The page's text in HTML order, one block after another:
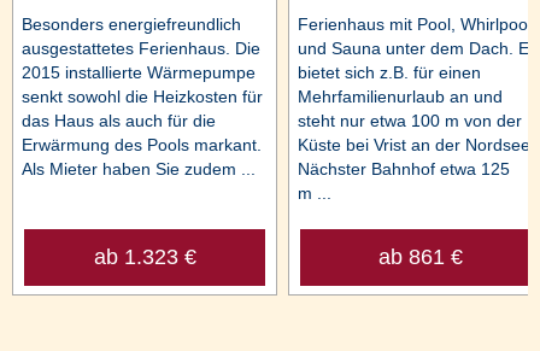
Besonders energiefreundlich
ausgestattetes Ferienhaus. Die
2015 installierte Wärmepumpe
senkt sowohl die Heizkosten für
das Haus als auch für die
Erwärmung des Pools markant.
Als Mieter haben Sie zudem ...
ab 1.323 €
Ferienhaus mit Pool, Whirlpool
und Sauna unter dem Dach. Es
bietet sich z.B. für einen
Mehrfamilienurlaub an und
steht nur etwa 100 m von der
Küste bei Vrist an der Nordsee.
Nächster Bahnhof etwa 125
m ...
ab 861 €